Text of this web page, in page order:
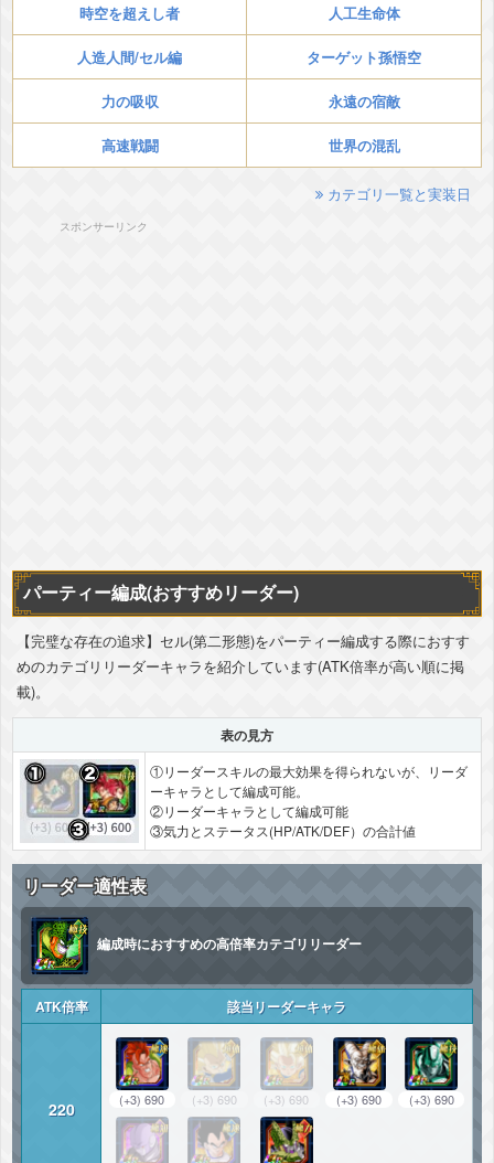
時空を超えし者 人工生命体
人造人間/セル編 ターゲット孫悟空
力の吸収 永遠の宿敵
高速戦闘 世界の混乱
カテゴリ一覧と実装日
スポンサーリンク
パーティー編成(おすすめリーダー)
【完璧な存在の追求】セル(第二形態)をパーティー編成する際におすす
めのカテゴリリーダーキャラを紹介しています(ATK倍率が高い順に掲
載)。
表の見方
①リーダースキルの最大効果を得られないが、リーダ
ーキャラとして編成可能。
②リーダーキャラとして編成可能
③気力とステータス(HP/ATK/DEF）の合計値
リーダー適性表
編成時におすすめの高倍率カテゴリリーダー
ATK倍率 該当リーダーキャラ
220 (+3) 690 (+3) 690 (+3) 690 (+3) 690 (+3) 690